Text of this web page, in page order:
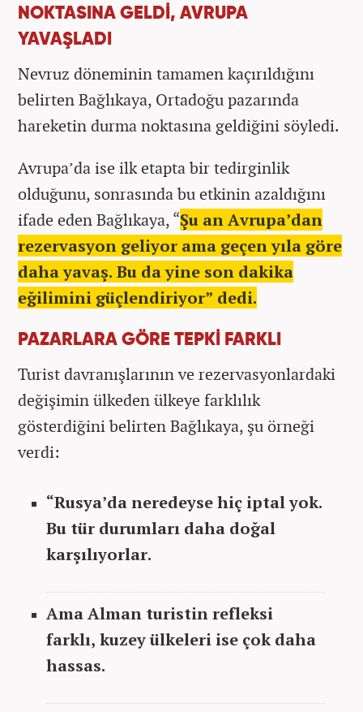
NOKTASINA GELDİ, AVRUPA
YAVAŞLADI
Nevruz döneminin tamamen kaçırıldığını
belirten Bağlıkaya, Ortadoğu pazarında
hareketin durma noktasına geldiğini söyledi.
Avrupa’da ise ilk etapta bir tedirginlik
olduğunu, sonrasında bu etkinin azaldığını
ifade eden Bağlıkaya, “Şu an Avrupa’dan
rezervasyon geliyor ama geçen yıla göre
daha yavaş. Bu da yine son dakika
eğilimini güçlendiriyor” dedi.
PAZARLARA GÖRE TEPKİ FARKLI
Turist davranışlarının ve rezervasyonlardaki
değişimin ülkeden ülkeye farklılık
gösterdiğini belirten Bağlıkaya, şu örneği
verdi:
“Rusya’da neredeyse hiç iptal yok.
Bu tür durumları daha doğal
karşılıyorlar.
Ama Alman turistin refleksi
farklı, kuzey ülkeleri ise çok daha
hassas.